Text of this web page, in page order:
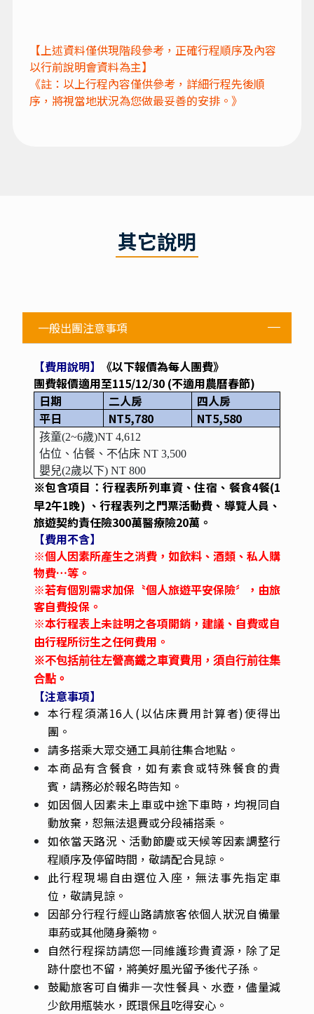
其它說明
一般出團注意事項
【費用說明】
《以下報價為每人團費》
團費報價適用至115/12/30 (不適用農曆春節)
日期
二人房
四人房
平日
NT5,780 NT5,580
孩童(2~6歲)NT 4,612
佔位、佔餐、不佔床 NT 3,500
嬰兒(2歲以下) NT 800
※包含項目 ：行程表所列車資、住宿、餐食4餐(1
早2午1晚) 、行程表列之門票活動費、導覽人員、
旅遊契約責任險300萬醫療險20萬。
【費用不含】
※個人因素所產生之消費，如飲料、酒類、私人購
物費…等。
※若有個別需求加保〝個人旅遊平安保險〞，由旅
客自費投保。
※本行程表上未註明之各項開銷，建議、自費或自
由行程所衍生之任何費用。
※不包括前往左營高鐵之車資費用，須自行前往集
合點。
【注意事項】
本行程須滿16人(以佔床費用計算者)使得出
團。
請多搭乘大眾交通工具前往集合地點。
本商品有含餐食，如有素食或特殊餐食的貴
賓，請務必於報名時告知。
如因個人因素未上車或中途下車時，均視同自
動放棄，恕無法退費或分段補搭乘。
如依當天路況、活動節慶或天候等因素調整行
程順序及停留時間，敬請配合見諒。
此行程現場自由選位入座，無法事先指定車
位，敬請見諒。
因部分行程行經山路請旅客依個人狀況自備暈
車葯或其他隨身藥物。
自然行程探訪請您一同維護珍貴資源，除了足
跡什麼也不留，將美好風光留予後代子孫。
鼓勵旅客可自備非一次性餐具、水壺，儘量減
少飲用瓶裝水，既環保且吃得安心。